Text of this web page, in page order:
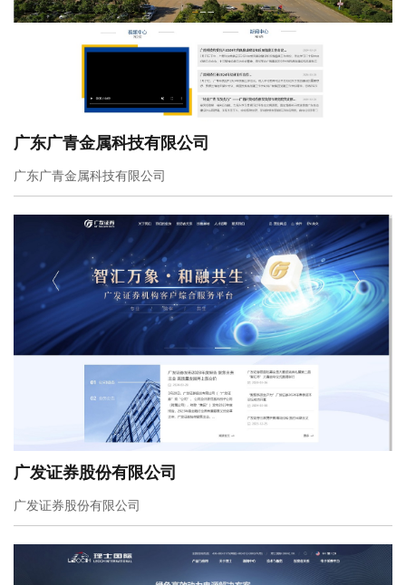
广东广青金属科技有限公司
广东广青金属科技有限公司
⼴发证券股份有限公司
⼴发证券股份有限公司